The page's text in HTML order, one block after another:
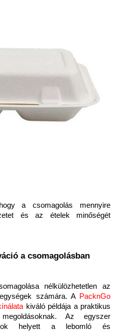
a csomagolás mennyire
és az ételek minőségét
a csomagolásban
nélkülözhetetlen az
számára. A PacknGo
kiváló példája a praktikus
Az egyszer
helyett a lebomló és